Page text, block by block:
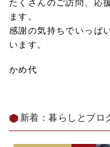
たくさんのご訪問、応
ます。
感謝の気持ちでいっぱ
います。
かめ代
新着：暮らしとブロ